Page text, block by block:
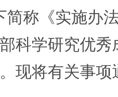
简称《实施办
科学研究优
现将有关事项